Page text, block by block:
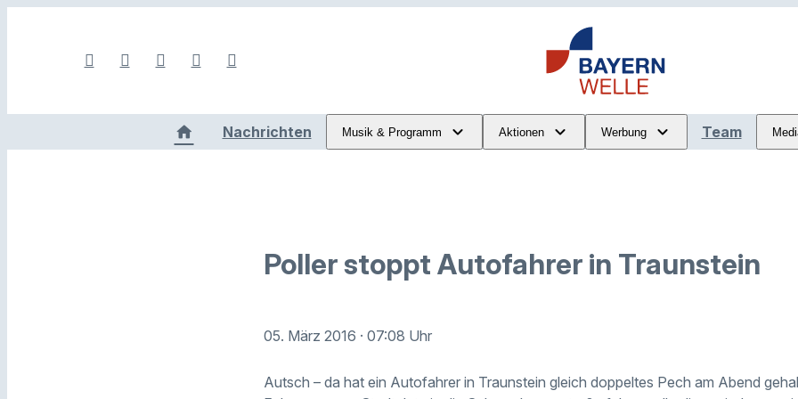
Nachrichten Musik & Programm Aktionen Werbung Team
Poller stoppt Autofahrer in Traunstein
05. März 2016 · 07:08 Uhr
Autsch – da hat ein Autofahrer in Traunstein gleich doppeltes Pech am Abend